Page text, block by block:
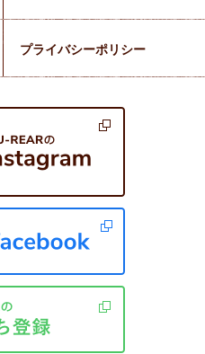
プライバシーポリシー